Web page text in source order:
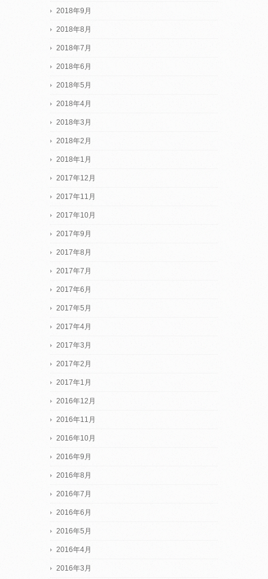
2018年9月
2018年8月
2018年7月
2018年6月
2018年5月
2018年4月
2018年3月
2018年2月
2018年1月
2017年12月
2017年11月
2017年10月
2017年9月
2017年8月
2017年7月
2017年6月
2017年5月
2017年4月
2017年3月
2017年2月
2017年1月
2016年12月
2016年11月
2016年10月
2016年9月
2016年8月
2016年7月
2016年6月
2016年5月
2016年4月
2016年3月